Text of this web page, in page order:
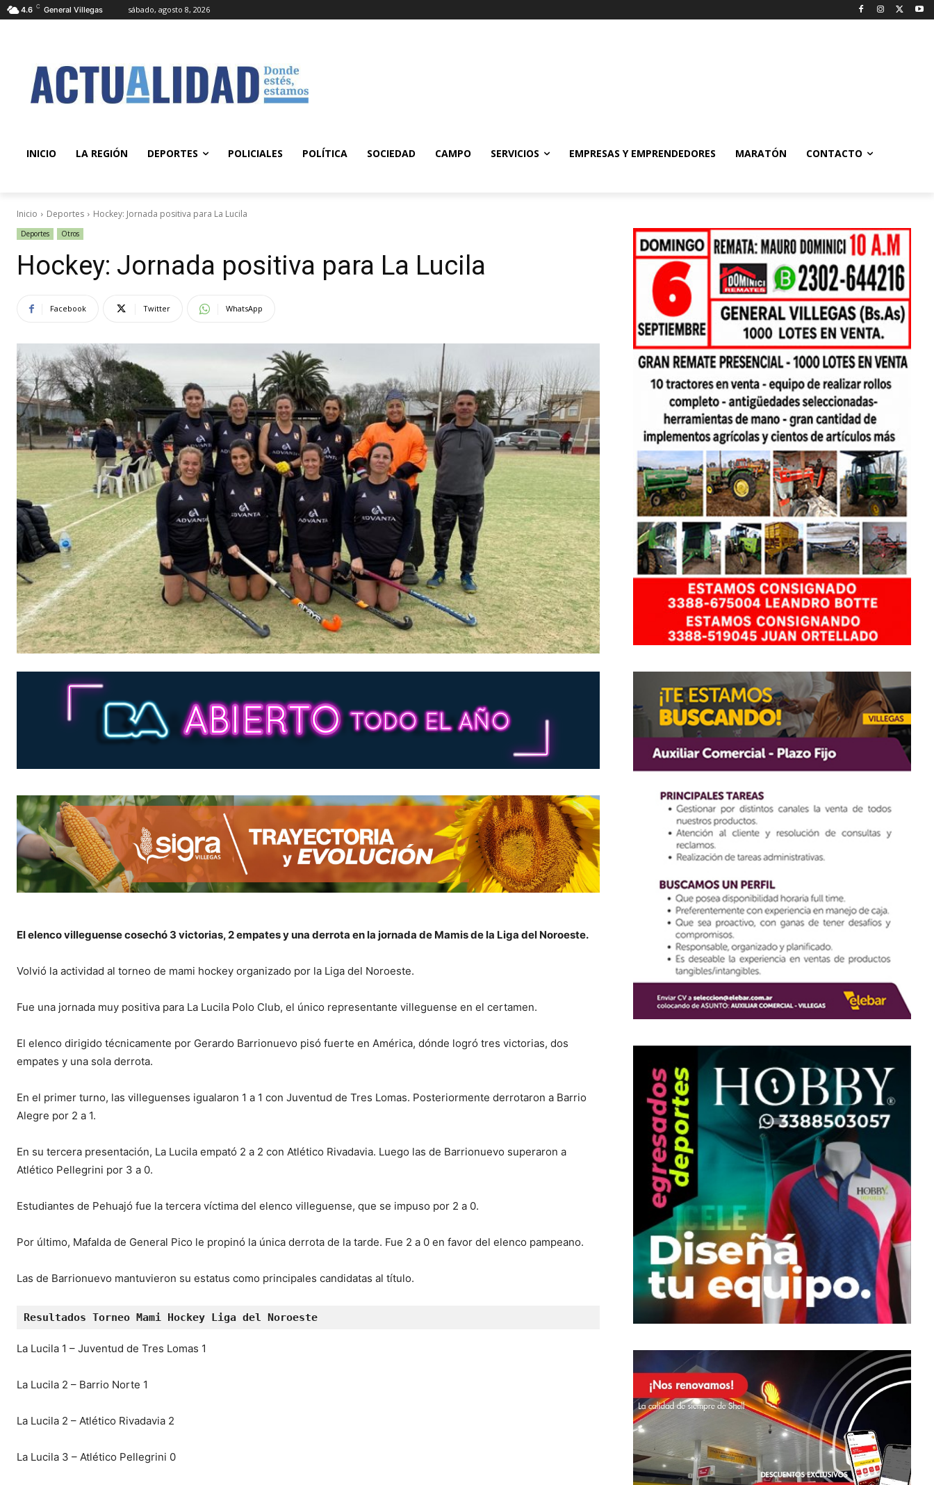
4.6 C General Villegas sábado, agosto 8, 2026
INICIO LA REGIÓN DEPORTES POLICIALES POLÍTICA SOCIEDAD CAMPO SERVICIOS EMPRESAS Y EMPRENDEDORES MARATÓN CONTACTO
Inicio Deportes Hockey: Jornada positiva para La Lucila
Deportes Otros
Hockey: Jornada positiva para La Lucila
Facebook Twitter WhatsApp
El elenco villeguense cosechó 3 victorias, 2 empates y una derrota en la jornada de Mamis de la Liga del Noroeste.
Volvió la actividad al torneo de mami hockey organizado por la Liga del Noroeste.
Fue una jornada muy positiva para La Lucila Polo Club, el único representante villeguense en el certamen.
El elenco dirigido técnicamente por Gerardo Barrionuevo pisó fuerte en América, dónde logró tres victorias, dos
empates y una sola derrota.
En el primer turno, las villeguenses igualaron 1 a 1 con Juventud de Tres Lomas. Posteriormente derrotaron a Barrio
Alegre por 2 a 1.
En su tercera presentación, La Lucila empató 2 a 2 con Atlético Rivadavia. Luego las de Barrionuevo superaron a
Atlético Pellegrini por 3 a 0.
Estudiantes de Pehuajó fue la tercera víctima del elenco villeguense, que se impuso por 2 a 0.
Por último, Mafalda de General Pico le propinó la única derrota de la tarde. Fue 2 a 0 en favor del elenco pampeano.
Las de Barrionuevo mantuvieron su estatus como principales candidatas al título.
Resultados Torneo Mami Hockey Liga del Noroeste
La Lucila 1 – Juventud de Tres Lomas 1
La Lucila 2 – Barrio Norte 1
La Lucila 2 – Atlético Rivadavia 2
La Lucila 3 – Atlético Pellegrini 0